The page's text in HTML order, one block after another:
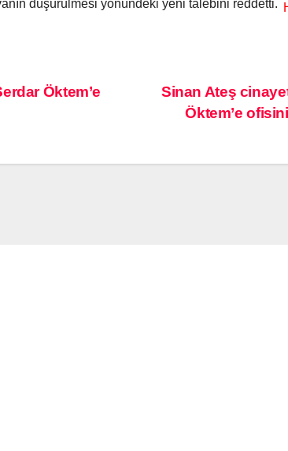
düşürülmesi yönündeki yeni talebini reddetti.
Sinan Ateş
Öktem’e
Öktem’e